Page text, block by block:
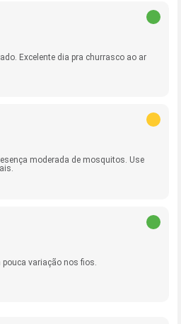
Excelente dia pra churrasco ao ar
moderada de mosquitos. Use
pouca variação nos fios.